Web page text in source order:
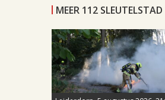
MEER 112 SLEUTELSTAD